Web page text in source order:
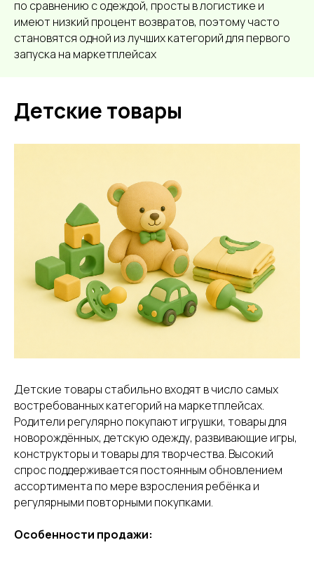
по сравнению с одеждой, просты в логистике и
имеют низкий процент возвратов, поэтому часто
становятся одной из лучших категорий для первого
запуска на маркетплейсах
Детские товары
Детские товары стабильно входят в число самых
востребованных категорий на маркетплейсах.
Родители регулярно покупают игрушки, товары для
новорождённых, детскую одежду, развивающие игры,
конструкторы и товары для творчества. Высокий
спрос поддерживается постоянным обновлением
ассортимента по мере взросления ребёнка и
регулярными повторными покупками.
Особенности продажи: